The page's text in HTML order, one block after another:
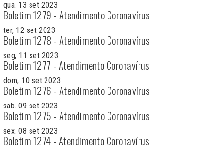
qua, 13 set 2023
Boletim 1279 - Atendimento Coronavírus
ter, 12 set 2023
Boletim 1278 - Atendimento Coronavírus
seg, 11 set 2023
Boletim 1277 - Atendimento Coronavírus
dom, 10 set 2023
Boletim 1276 - Atendimento Coronavírus
sab, 09 set 2023
Boletim 1275 - Atendimento Coronavírus
sex, 08 set 2023
Boletim 1274 - Atendimento Coronavírus